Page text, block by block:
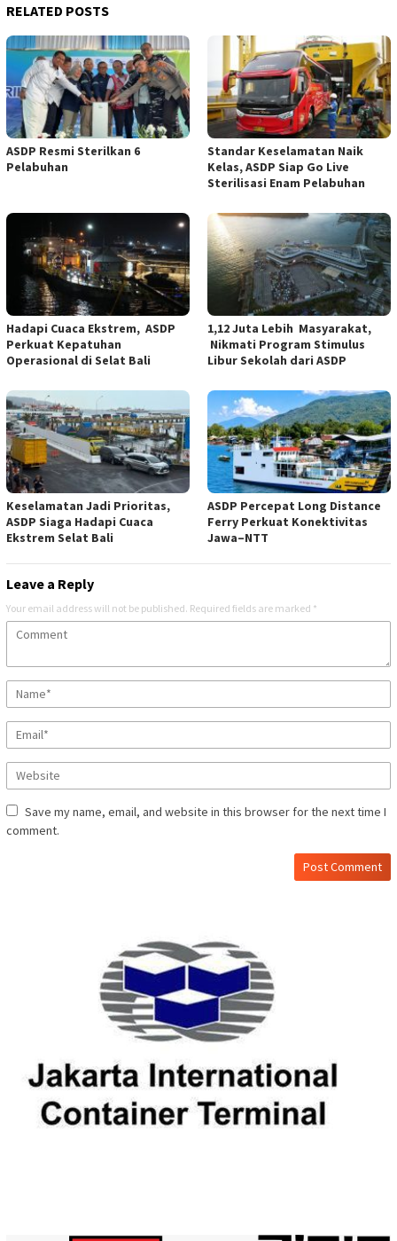
RELATED POSTS
ASDP Resmi Sterilkan 6
Pelabuhan
Standar Keselamatan Naik
Kelas, ASDP Siap Go Live
Sterilisasi Enam Pelabuhan
Hadapi Cuaca Ekstrem, ASDP
Perkuat Kepatuhan
Operasional di Selat Bali
1,12 Juta Lebih Masyarakat,
Nikmati Program Stimulus
Libur Sekolah dari ASDP
Keselamatan Jadi Prioritas,
ASDP Siaga Hadapi Cuaca
Ekstrem Selat Bali
ASDP Percepat Long Distance
Ferry Perkuat Konektivitas
Jawa–NTT
Leave a Reply
Your email address will not be published. Required fields are marked *
Save my name, email, and website in this browser for the next time I
comment.